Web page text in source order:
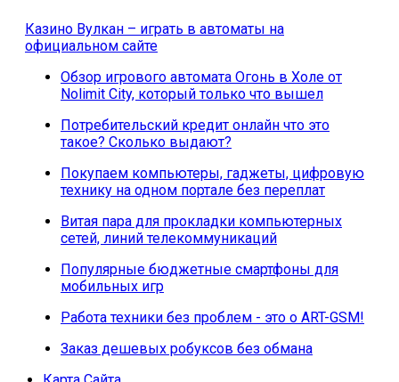
Казино Вулкан – играть в автоматы на
официальном сайте
Обзор игрового автомата Огонь в Холе от
Nolimit City, который только что вышел
Потребительский кредит онлайн что это
такое? Сколько выдают?
Покупаем компьютеры, гаджеты, цифровую
технику на одном портале без переплат
Витая пара для прокладки компьютерных
сетей, линий телекоммуникаций
Популярные бюджетные смартфоны для
мобильных игр
Работа техники без проблем - это о ART-GSM!
Заказ дешевых робуксов без обмана